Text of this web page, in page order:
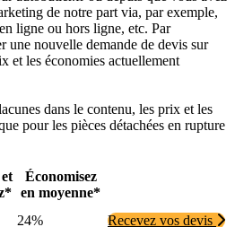
de notre part via, par exemple,
ligne ou hors ligne, etc. Par
une nouvelle demande de devis sur
et les économies actuellement
dans le contenu, les prix et les
pour les pièces détachées en rupture
Économisez
en moyenne*
24%
Recevez vos devis